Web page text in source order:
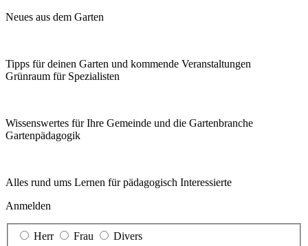
Neues aus dem Garten
Tipps für deinen Garten und kommende Veranstaltungen
Grünraum für Spezialisten
Wissenswertes für Ihre Gemeinde und die Gartenbranche
Garten­pädagogik
Alles rund ums Lernen für pädagogisch Interessierte
Anmelden
Herr Frau
Divers